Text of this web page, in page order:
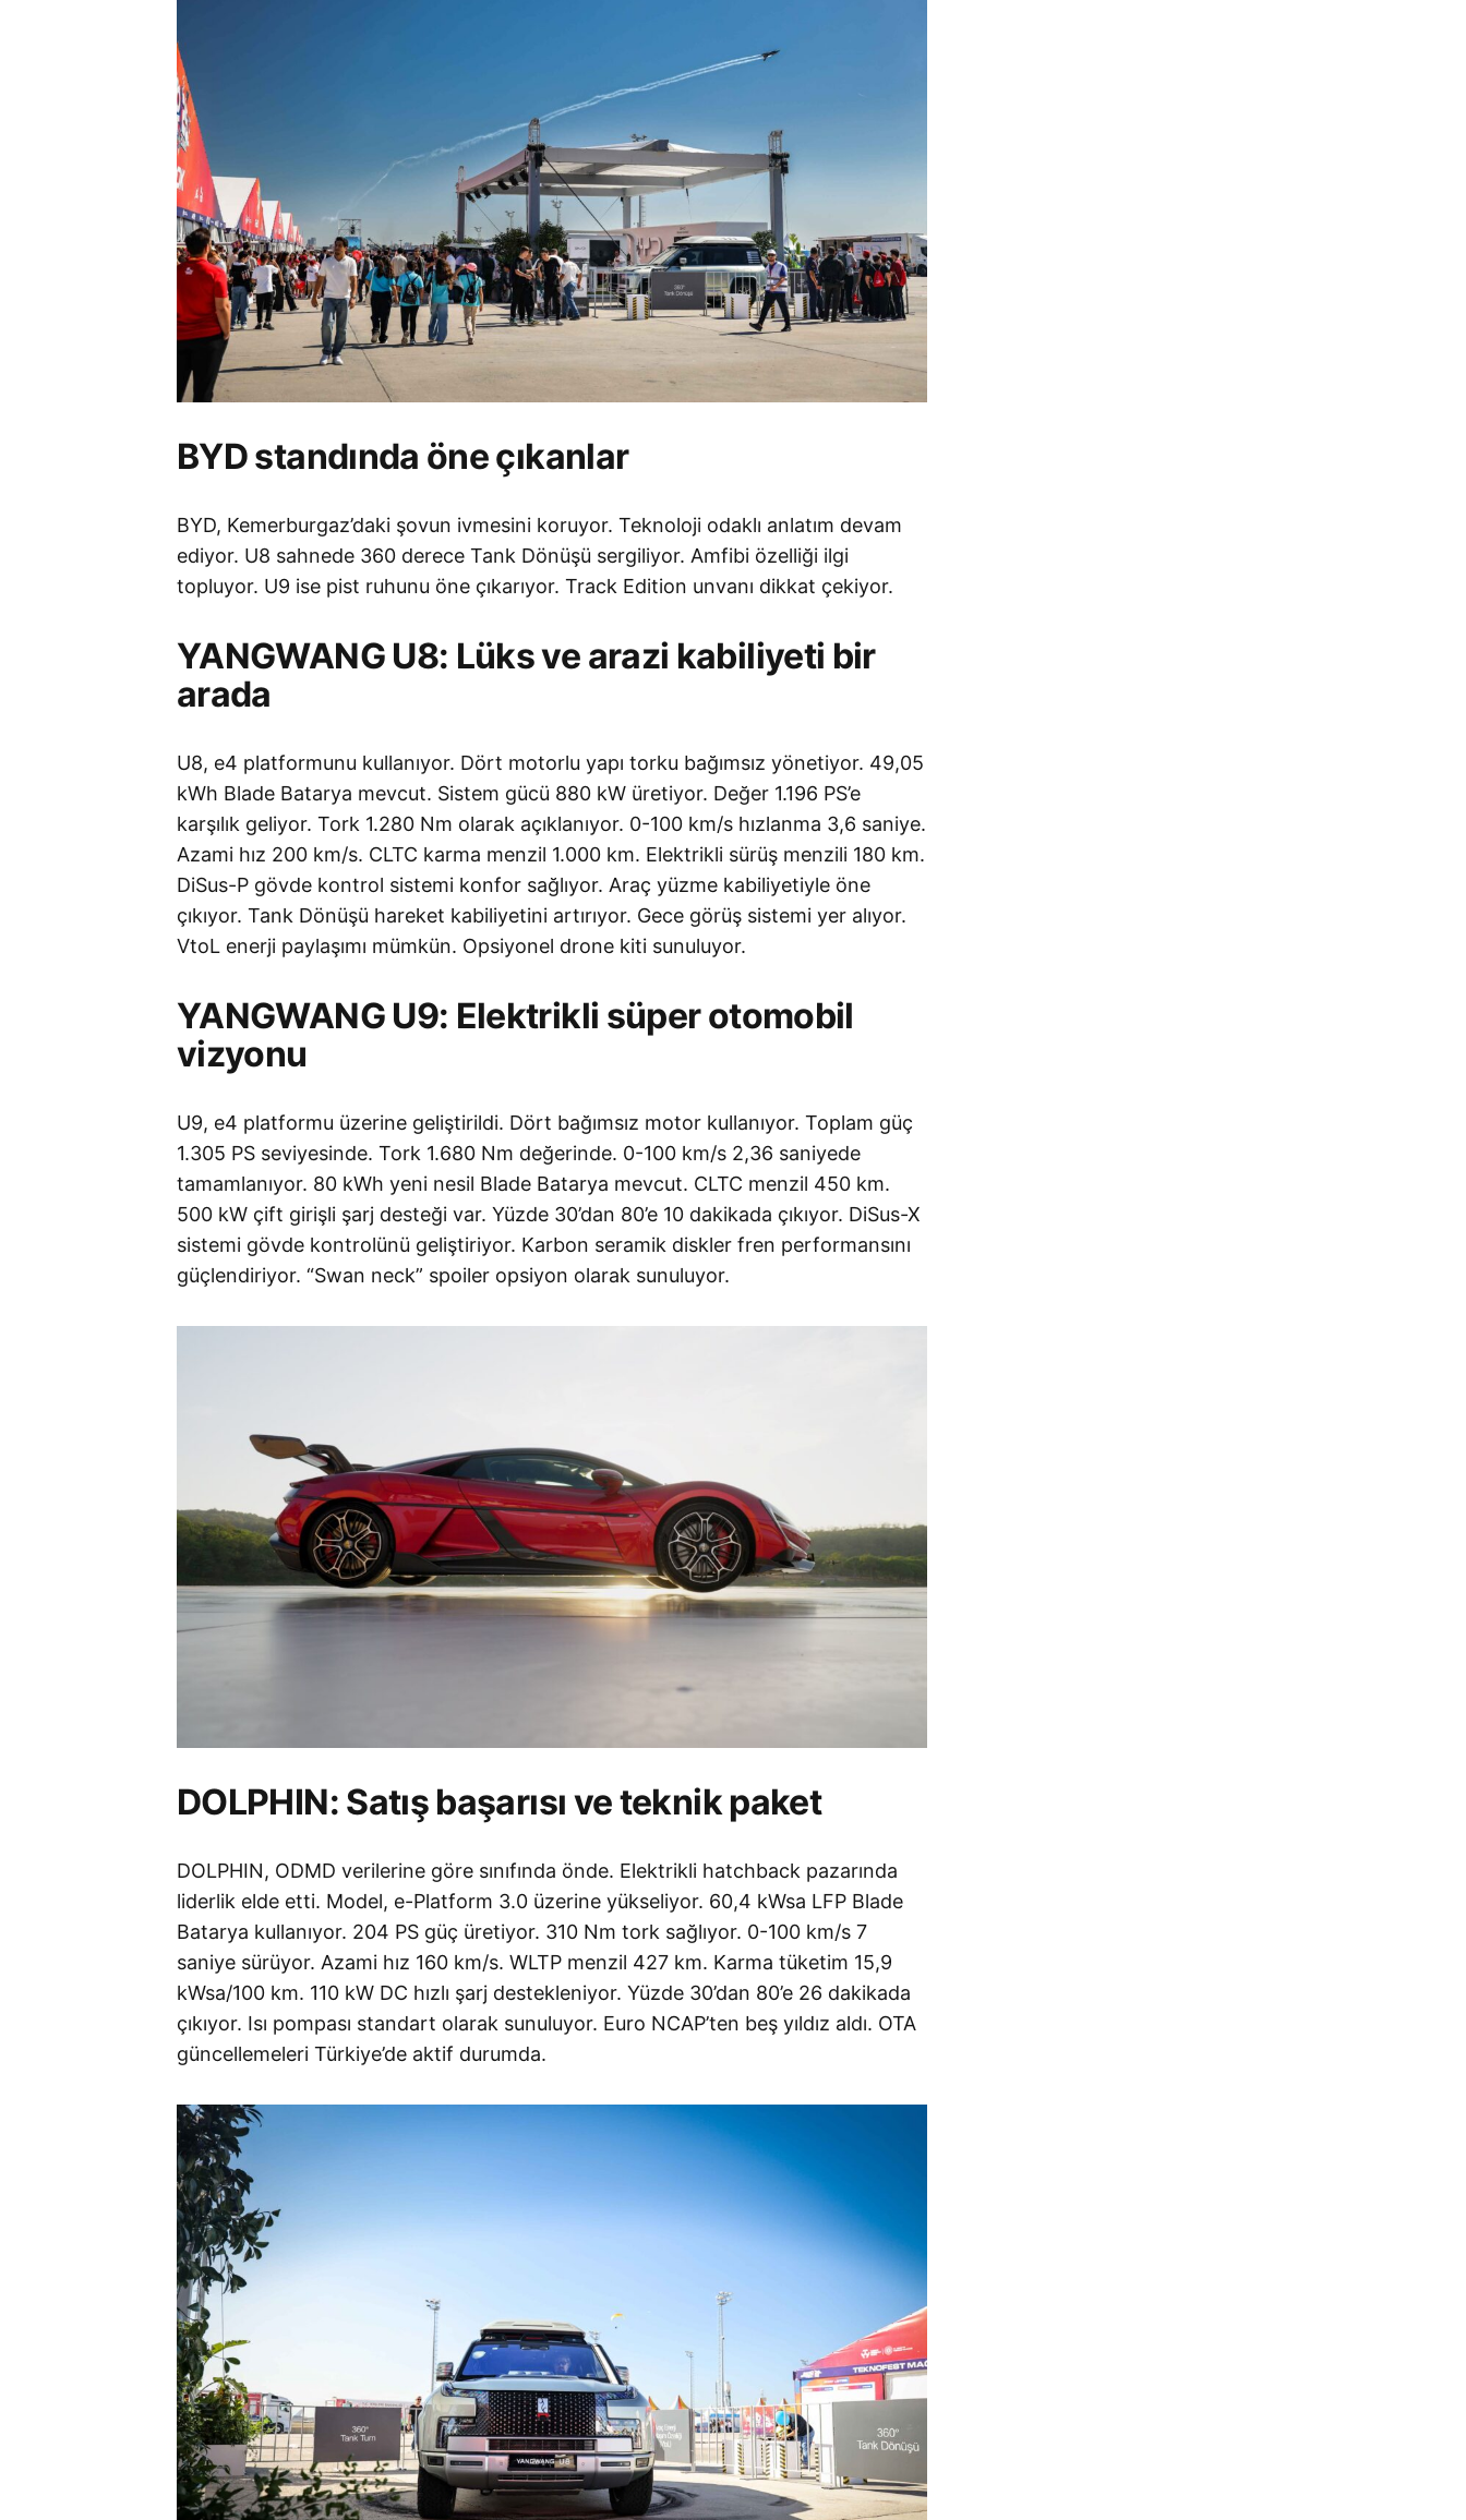
BYD standında öne çıkanlar
BYD, Kemerburgaz’daki şovun ivmesini koruyor. Teknoloji odaklı anlatım devam
ediyor. U8 sahnede 360 derece Tank Dönüşü sergiliyor. Amfibi özelliği ilgi
topluyor. U9 ise pist ruhunu öne çıkarıyor. Track Edition unvanı dikkat çekiyor.
YANGWANG U8: Lüks ve arazi kabiliyeti bir
arada
U8, e4 platformunu kullanıyor. Dört motorlu yapı torku bağımsız yönetiyor. 49,05
kWh Blade Batarya mevcut. Sistem gücü 880 kW üretiyor. Değer 1.196 PS’e
karşılık geliyor. Tork 1.280 Nm olarak açıklanıyor. 0-100 km/s hızlanma 3,6 saniye.
Azami hız 200 km/s. CLTC karma menzil 1.000 km. Elektrikli sürüş menzili 180 km.
DiSus-P gövde kontrol sistemi konfor sağlıyor. Araç yüzme kabiliyetiyle öne
çıkıyor. Tank Dönüşü hareket kabiliyetini artırıyor. Gece görüş sistemi yer alıyor.
VtoL enerji paylaşımı mümkün. Opsiyonel drone kiti sunuluyor.
YANGWANG U9: Elektrikli süper otomobil
vizyonu
U9, e4 platformu üzerine geliştirildi. Dört bağımsız motor kullanıyor. Toplam güç
1.305 PS seviyesinde. Tork 1.680 Nm değerinde. 0-100 km/s 2,36 saniyede
tamamlanıyor. 80 kWh yeni nesil Blade Batarya mevcut. CLTC menzil 450 km.
500 kW çift girişli şarj desteği var. Yüzde 30’dan 80’e 10 dakikada çıkıyor. DiSus-X
sistemi gövde kontrolünü geliştiriyor. Karbon seramik diskler fren performansını
güçlendiriyor. “Swan neck” spoiler opsiyon olarak sunuluyor.
DOLPHIN: Satış başarısı ve teknik paket
DOLPHIN, ODMD verilerine göre sınıfında önde. Elektrikli hatchback pazarında
liderlik elde etti. Model, e-Platform 3.0 üzerine yükseliyor. 60,4 kWsa LFP Blade
Batarya kullanıyor. 204 PS güç üretiyor. 310 Nm tork sağlıyor. 0-100 km/s 7
saniye sürüyor. Azami hız 160 km/s. WLTP menzil 427 km. Karma tüketim 15,9
kWsa/100 km. 110 kW DC hızlı şarj destekleniyor. Yüzde 30’dan 80’e 26 dakikada
çıkıyor. Isı pompası standart olarak sunuluyor. Euro NCAP’ten beş yıldız aldı. OTA
güncellemeleri Türkiye’de aktif durumda.